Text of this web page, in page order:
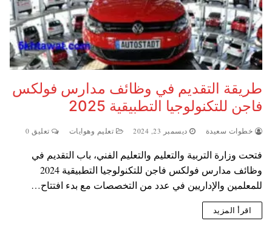
طريقة التقديم في وظائف مدارس فولكس
فاجن للتكنولوجيا التطبيقية 2025
خطوات سعيدة ديسمبر 23, 2024 تعليم وهوايات تعليق 0
فتحت وزارة التربية والتعليم والتعليم الفني، باب التقديم في
وظائف مدارس فولكس فاجن للتكنولوجيا التطبيقية 2024
للمعلمين والإداريين في عدد من التخصصات مع بدء افتتاح…
اقرأ المزيد